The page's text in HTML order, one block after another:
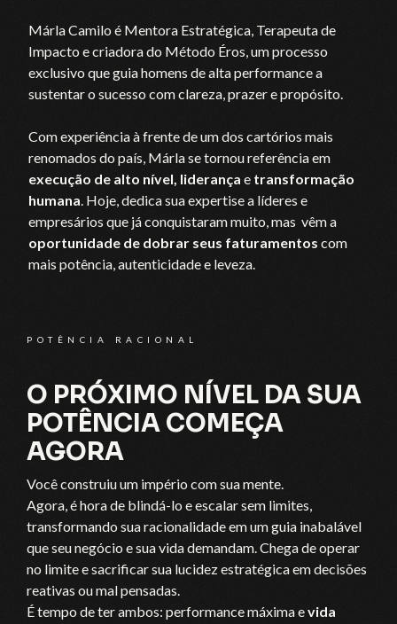
Márla Camilo é Mentora Estratégica, Terapeuta de
Impacto e criadora do Método Éros, um processo
exclusivo que guia homens de alta performance a
sustentar o sucesso com clareza, prazer e propósito.
Com experiência à frente de um dos cartórios mais
renomados do país, Márla se tornou referência em
execução de alto nível, liderança e transformação
humana. Hoje, dedica sua expertise a líderes e
empresários que já conquistaram muito, mas vêm a
oportunidade de dobrar seus faturamentos com
mais potência, autenticidade e leveza.
POTÊNCIA RACIONAL
O PRÓXIMO NÍVEL DA SUA
POTÊNCIA COMEÇA
AGORA
Você construiu um império com sua mente.
Agora, é hora de blindá-lo e escalar sem limites,
transformando sua racionalidade em um guia inabalável
que seu negócio e sua vida demandam. Chega de operar
no limite e sacrificar sua lucidez estratégica em decisões
reativas ou mal pensadas.
É tempo de ter ambos: performance máxima evida